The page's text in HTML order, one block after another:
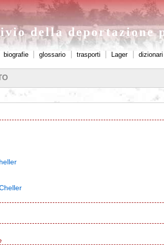
della deportazione
biografie glossario trasporti Lager dizionari